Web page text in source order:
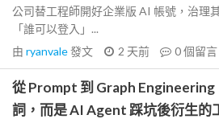
公司替工程師開好企業版 AI 帳號，治理
「誰可以登入」...
由 ryanvale發文 2 天前 0個留言
從 Prompt 到 Graph Engineering
詞，而是 AI Agent 踩坑後衍生的